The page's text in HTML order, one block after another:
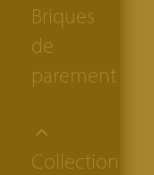
Briques
de
parement
Collection: